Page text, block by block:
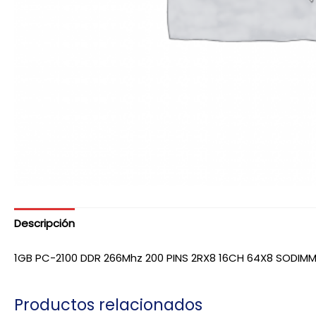
Descripción
1GB PC-2100 DDR 266Mhz 200 PINS 2RX8 16CH 64X8 SODIMM
Productos relacionados